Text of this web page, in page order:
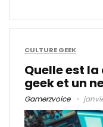
CULTURE GEEK
Quelle est
geek et un
Gamerzvoice